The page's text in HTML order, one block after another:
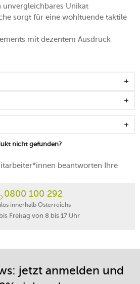
unvergleichbares Unikat
sorgt für eine wohltuende taktile
mit dezentem Ausdruck
nicht gefunden?
beantworten Ihre
0800 100 292
innerhalb Österreichs
Freitag von 8 bis 17 Uhr
jetzt anmelden und